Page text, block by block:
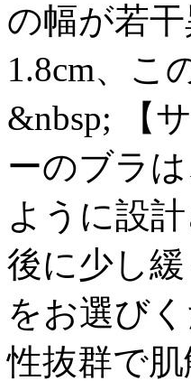
の幅が若
1.8cm、こ
&nbsp; 【
ーのブラ
ように設
後に少し
をお選び
性抜群で